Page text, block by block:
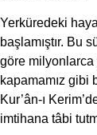
Yerküredeki
başlamıştır. Bu
göre milyonlarca
kapamamız
Kur’ân-ı
imtihana tâbi